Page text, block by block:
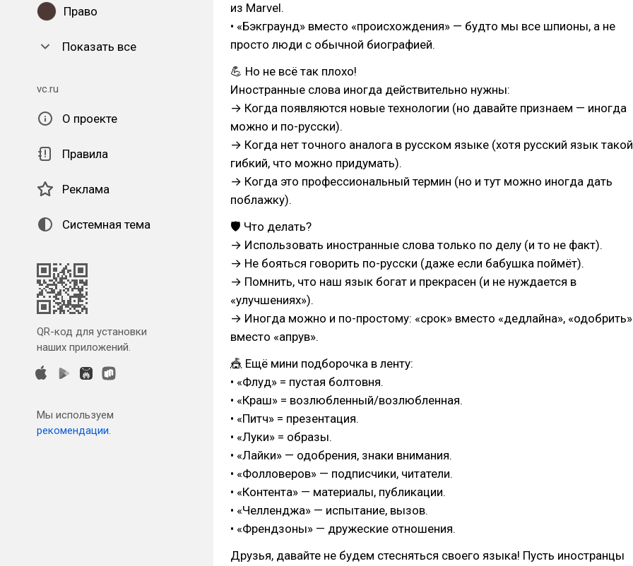
Право
Показать все
vc.ru
О проекте
Правила
Реклама
Системная тема
QR-код для установки
наших приложений.
Мы используем
рекомендации.
из Marvel.
• «Бэкграунд» вместо «происхождения» — будто мы все шпионы, а не
просто люди с обычной биографией.
💪 Но не всё так плохо!
Иностранные слова иногда действительно нужны:
→ Когда появляются новые технологии (но давайте признаем — иногда
можно и по-русски).
→ Когда нет точного аналога в русском языке (хотя русский язык такой
гибкий, что можно придумать).
→ Когда это профессиональный термин (но и тут можно иногда дать
поблажку).
🛡 Что делать?
→ Использовать иностранные слова только по делу (и то не факт).
→ Не бояться говорить по-русски (даже если бабушка поймёт).
→ Помнить, что наш язык богат и прекрасен (и не нуждается в
«улучшениях»).
→ Иногда можно и по-простому: «срок» вместо «дедлайна», «одобрить»
вместо «апрув».
🎪 Ещё мини подборочка в ленту:
• «Флуд» = пустая болтовня.
• «Краш» = возлюбленный/возлюбленная.
• «Питч» = презентация.
• «Луки» = образы.
• «Лайки» — одобрения, знаки внимания.
• «Фолловеров» — подписчики, читатели.
• «Контента» — материалы, публикации.
• «Челленджа» — испытание, вызов.
• «Френдзоны» — дружеские отношения.
Друзья, давайте не будем стесняться своего языка! Пусть иностранцы